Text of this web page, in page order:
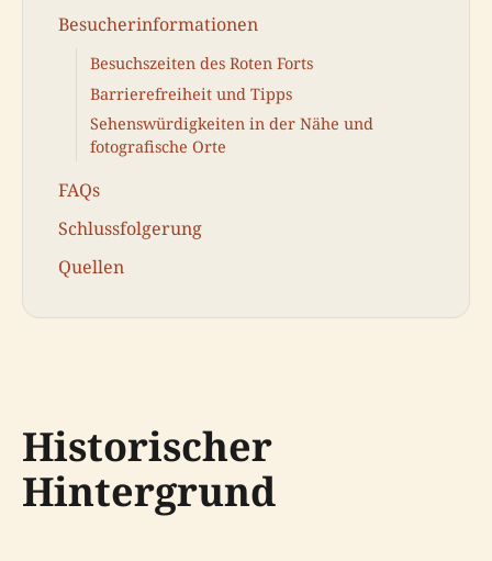
Besucherinformationen
Besuchszeiten des Roten Forts
Barrierefreiheit und Tipps
Sehenswürdigkeiten in der Nähe und
fotografische Orte
FAQs
Schlussfolgerung
Quellen
Historischer
Hintergrund